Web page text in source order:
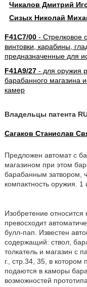
Чикалов Дмитрий
Сизых Николай
F41C7/00- Стрелковое
винтовки, карабины,
предназначенные для
F41A9/27- для оружия
барабанного магазина
камер
Владельцы патента
Сагаков Станислав
Предложен автомат с
магазином при этом
барабанным затвором,
компактность оружия. 1
Изобретение
превосходит
булл-пап. Известен
содержащий: ствол,
толкатель и магазин с
г., стр.34, 35, в
подаются в каморы
возможностей